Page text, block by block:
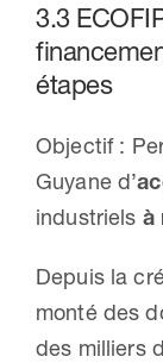
3.3
étapes
Objectif :
Guyane d’
industriels à
Depuis la
monté des
des milliers